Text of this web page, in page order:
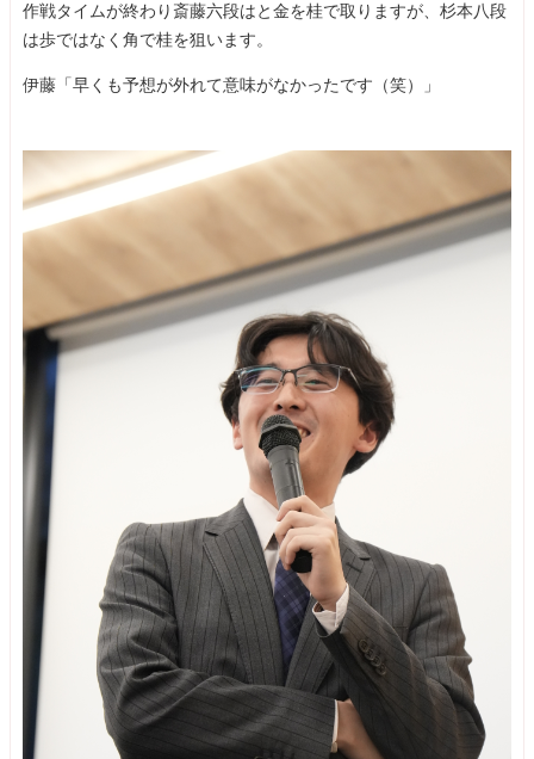
作戦タイムが終わり斎藤六段はと金を桂で取りますが、杉本八段
は歩ではなく角で桂を狙います。
伊藤「早くも予想が外れて意味がなかったです（笑）」